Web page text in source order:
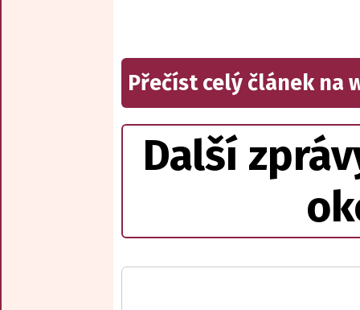
Přečíst celý článek na
Další